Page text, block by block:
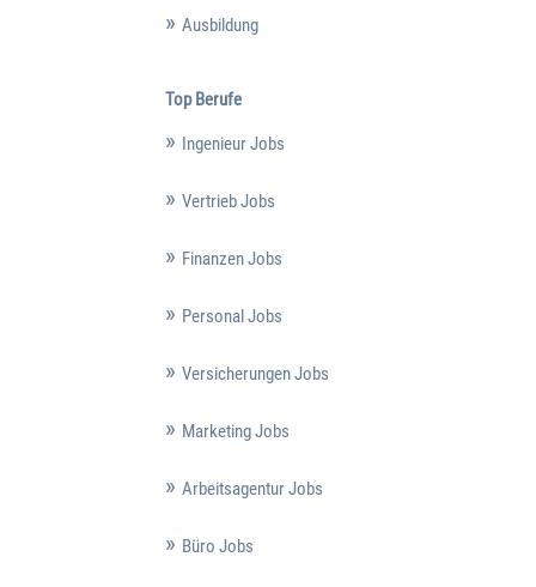
Ausbildung
Top Berufe
Ingenieur Jobs
Vertrieb Jobs
Finanzen Jobs
Personal Jobs
Versicherungen Jobs
Marketing Jobs
Arbeitsagentur Jobs
Büro Jobs